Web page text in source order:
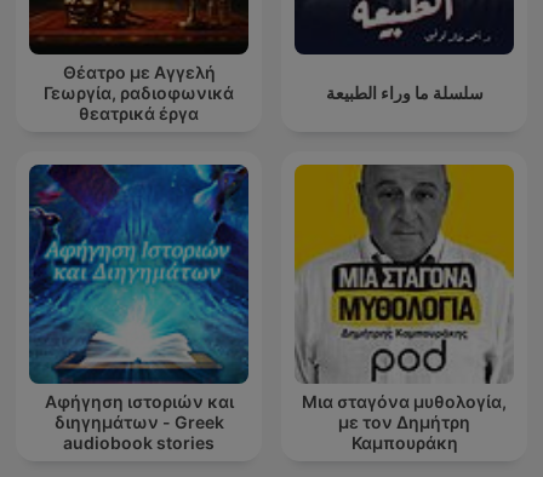
Θέατρο με Αγγελή
Γεωργία, ραδιοφωνικά
θεατρικά έργα
سلسلة ما وراء الطبيعة
Αφήγηση ιστοριών και
διηγημάτων - Greek
audiobook stories
Μια σταγόνα μυθολογία,
με τον Δημήτρη
Καμπουράκη